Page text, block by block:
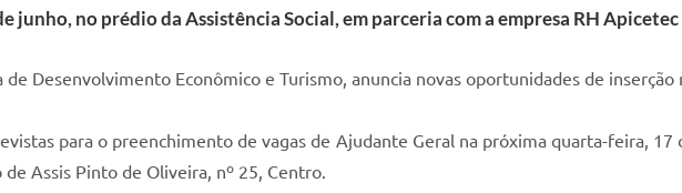
junho, no prédio da Assistência Social, em parceria com a empresa RH
Desenvolvimento Econômico e Turismo, anuncia novas oportunidades de inserção
para o preenchimento de vagas de Ajudante Geral na próxima quarta-feira, 17
Assis Pinto de Oliveira, nº 25, Centro.